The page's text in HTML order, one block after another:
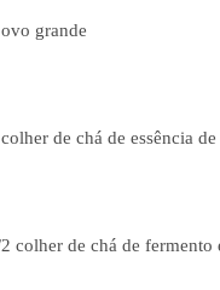
grande
de chá de essência
colher de chá de fermento